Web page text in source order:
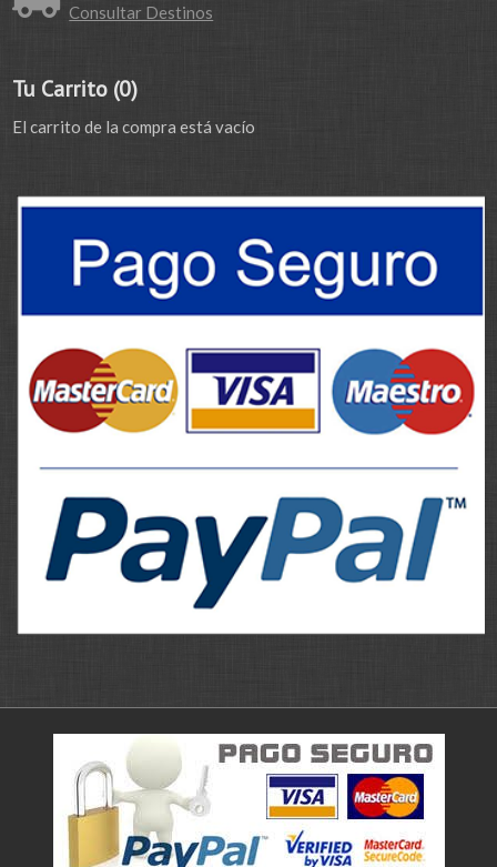
Consultar Destinos
Tu Carrito (0)
El carrito de la compra está vacío